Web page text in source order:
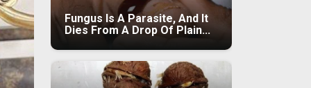
Fungus Is A Parasite, And It
Dies From A Drop Of Plain...